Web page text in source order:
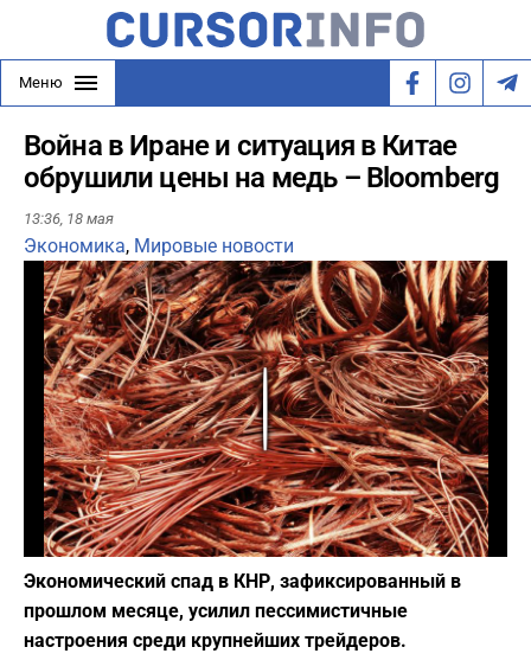
Меню
Война в Иране и ситуация в Китае
обрушили цены на медь – Bloomberg
13:36, 18 мая
Экономика, Мировые новости
Play
Фото: Depositphotos
Экономический спад в КНР, зафиксированный в
прошлом месяце, усилил пессимистичные
настроения среди крупнейших трейдеров.